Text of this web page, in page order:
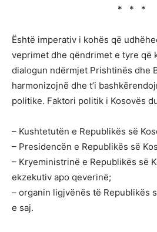
* * *
Është imperativ i kohës që
veprimet dhe qëndrimet e tyre që
dialogun ndërmjet Prishtinës dhe
harmonizojnë dhe t’i
politike. Faktori politik i Kosovës
– Kushtetutën e Republikës së
– Presidencën e Republikës së
– Kryeministrinë e Republikës së
ekzekutiv apo qeverinë;
– organin ligjvënës të Republikës
e saj.